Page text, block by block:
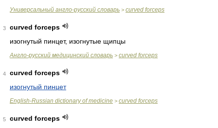
Универсальный англо-русский словарь > curved forceps
3
curved forceps
изогнутый пинцет, изогнутые щипцы
Англо-русский медицинский словарь > curved forceps
4
curved forceps
изогнутый пинцет
English-Russian dictionary of medicine > curved forceps
5
curved forceps